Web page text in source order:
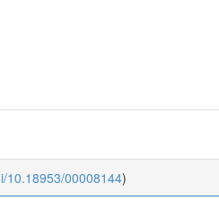
10.18953/00008144)